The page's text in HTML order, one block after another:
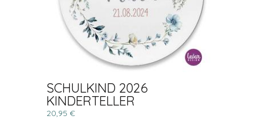
SCHULKIND 2026
KINDERTELLER
20,95 €